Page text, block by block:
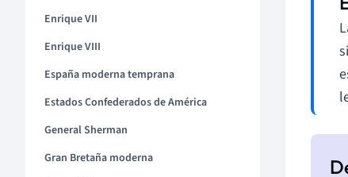
Enrique VII
Enrique VIII
España moderna temprana
Estados Confederados de América
General Sherman
Gran Bretaña moderna